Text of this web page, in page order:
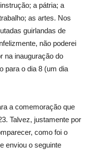
a pátria; a
as artes. Nos
guirlandas de
não poderei
na inauguração do
para o dia 8 (um dia
a comemoração que
Talvez, justamente por
como foi o
enviou o seguinte